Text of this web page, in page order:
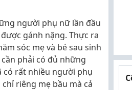
người phụ nữ lần đầu
gánh nặng. Thực ra
sóc mẹ và bé sau sinh
phải có đủ những
có rất nhiều người phụ
riêng mẹ bầu mà cả